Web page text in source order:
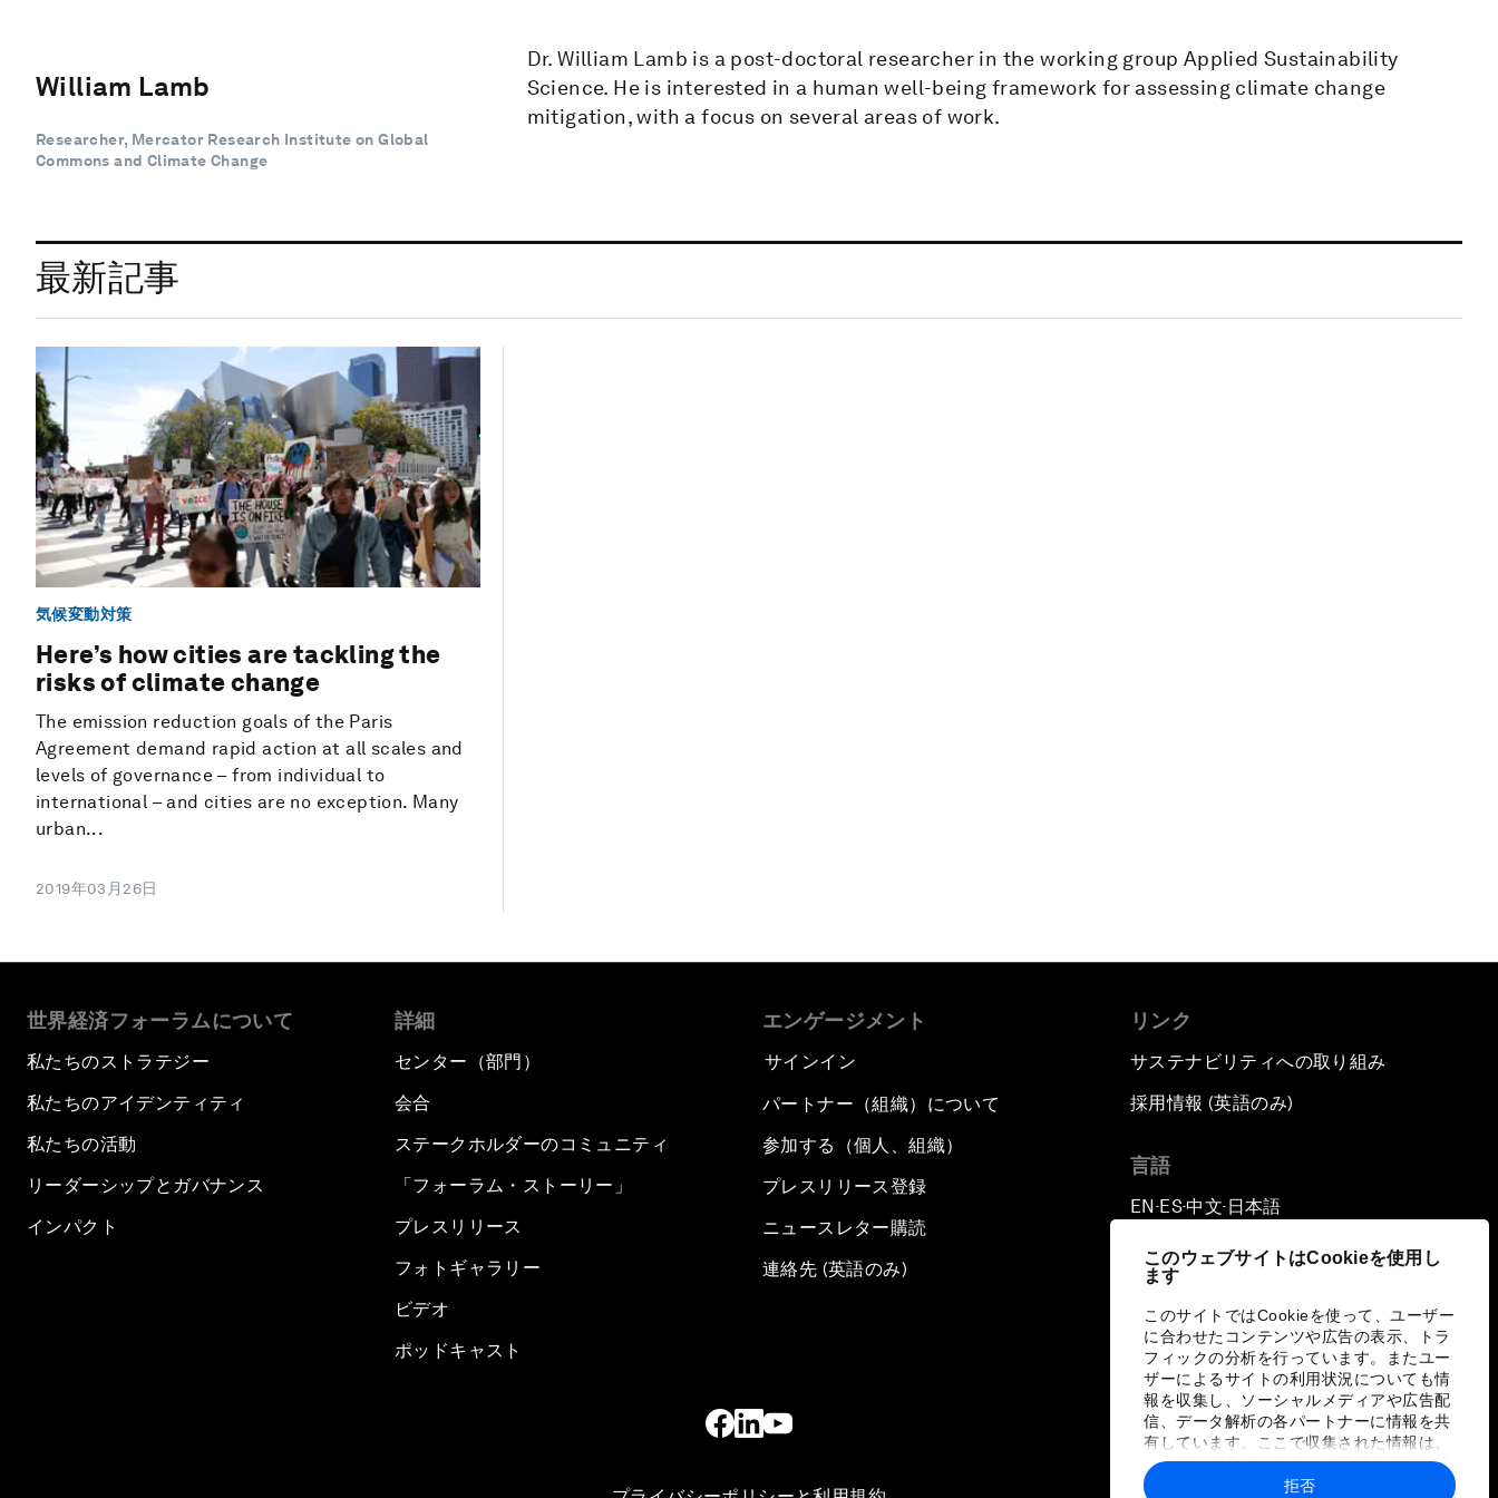
このウェブサイトはCookieを使用し
ます
このサイトではCookieを使って、ユーザー
に合わせたコンテンツや広告の表示、トラ
フィックの分析を行っています。またユー
ザーによるサイトの利用状況についても情
報を収集し、ソーシャルメディアや広告配
信、データ解析の各パートナーに情報を共
有しています。ここで収集された情報は、
ユーザーが各パートナーに提供した他の情
報や各パートナーのサービスを使用した際
拒否
William Lamb
Researcher, Mercator Research Institute on Global
Commons and Climate Change
Dr. William Lamb is a post-doctoral researcher in the working group Applied Sustainability
Science. He is interested in a human well-being framework for assessing climate change
mitigation, with a focus on several areas of work.
最新記事
気候変動対策
Here’s how cities are tackling the
risks of climate change
The emission reduction goals of the Paris
Agreement demand rapid action at all scales and
levels of governance – from individual to
international – and cities are no exception. Many
urban...
2019年03月26日
世界経済フォーラムについて
私たちのストラテジー
私たちのアイデンティティ
私たちの活動
リーダーシップとガバナンス
インパクト
詳細
センター（部門）
会合
ステークホルダーのコミュニティ
「フォーラム・ストーリー」
プレスリリース
フォトギャラリー
ビデオ
ポッドキャスト
エンゲージメント
サインイン
パートナー（組織）について
参加する（個人、組織）
プレスリリース登録
ニュースレター購読
連絡先 (英語のみ)
リンク
サステナビリティへの取り組み
採用情報 (英語のみ)
言語
EN ▪ ES▪中文▪ 日本語